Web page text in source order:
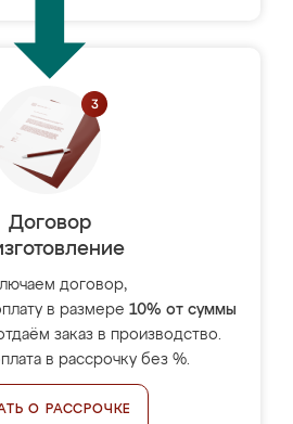
Договор
договор,
в размере 10% от суммы
заказ в производство.
в рассрочку без %.
О РАССРОЧКЕ